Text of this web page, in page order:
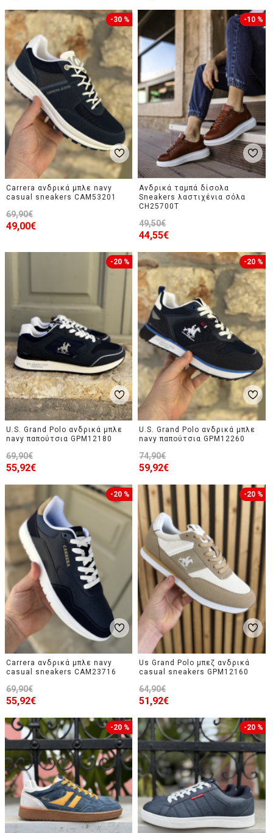
-30 %
Carrera ανδρικά μπλε navy
casual sneakers CAM53201
49,00€
69,90€
-10 %
Ανδρικά ταμπά δίσολα
Sneakers λαστιχένια σόλα
CH25700T
44,55€
49,50€
-20 %
U.S. Grand Polo ανδρικά μπλε
navy παπούτσια GPM12180
55,92€
69,90€
-20 %
U.S. Grand Polo ανδρικά μπλε
navy παπούτσια GPM12260
59,92€
74,90€
-20 %
Carrera ανδρικά μπλε navy
casual sneakers CAM23716
55,92€
69,90€
-20 %
Us Grand Polo μπεζ ανδρικά
casual sneakers GPM12160
51,92€
64,90€
-20 % -20 %